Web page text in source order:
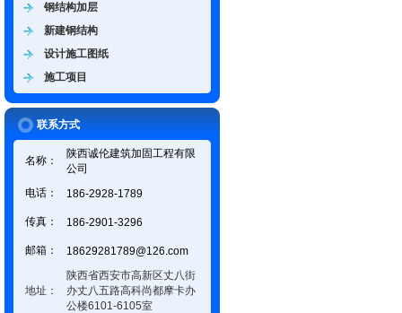
钢结构加层
新建钢结构
设计施工图纸
施工项目
联系方式
名称：
陕西诚伦建筑加固工程有限
公司
电话：
186-2928-1789
传真： 186-2901-3296
邮箱： 18629281789@126.com
地址：
陕西省西安市高新区丈八街
办丈八五路高科尚都摩卡办
公楼6101-6105室